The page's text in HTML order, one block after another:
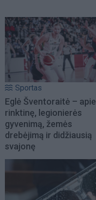
Sportas
Eglė Šventoraitė – apie
rinktinę, legionierės
gyvenimą, žemės
drebėjimą ir didžiausią
svajonę